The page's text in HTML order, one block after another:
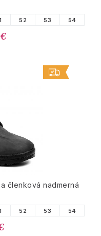
52 53 54
členková nadmerná
52 53 54